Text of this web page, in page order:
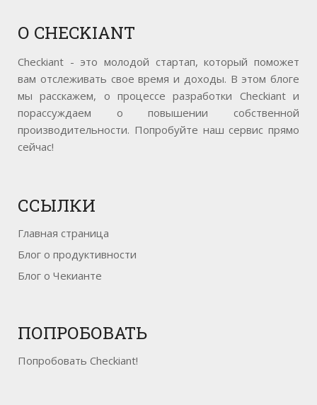
О CHECKIANT
Checkiant - это молодой стартап, который поможет
вам отслеживать свое время и доходы. В этом блоге
мы расскажем, о процессе разработки Checkiant и
порассуждаем о повышении собственной
производительности. Попробуйте наш сервис прямо
сейчас!
ССЫЛКИ
Главная страница
Блог о продуктивности
Блог о Чекианте
ПОПРОБОВАТЬ
Попробовать Checkiant!